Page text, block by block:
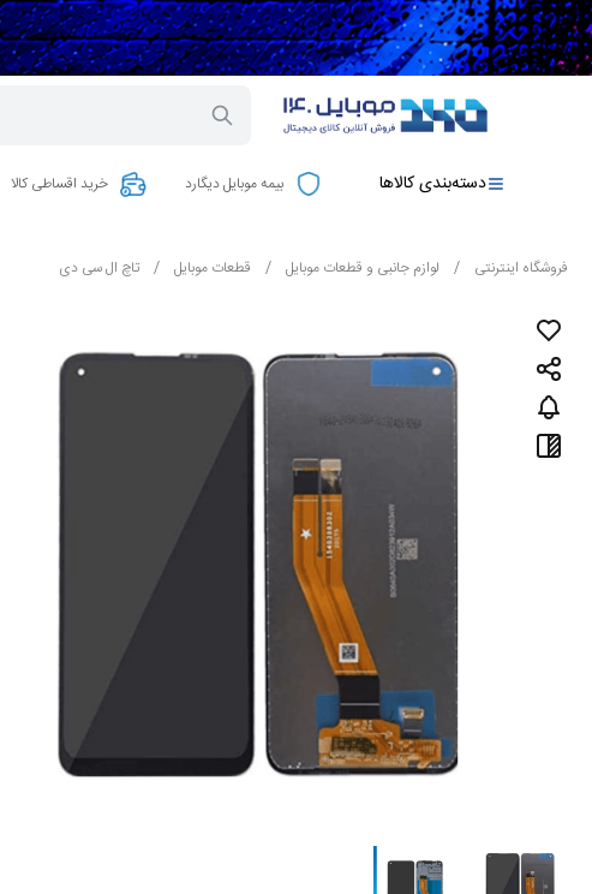
دسته‌بندی کالاها بیمه موبایل دیگارد خرید اقساطی کالا
فروشگاه اینترنتی / لوازم جانبی و قطعات موبایل / قطعات موبایل / تاچ ال سی دی